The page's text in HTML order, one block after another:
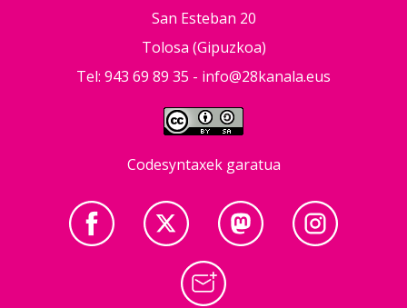
San Esteban 20
Tolosa (Gipuzkoa)
Tel: 943 69 89 35 - info@28kanala.eus
Codesyntaxek garatua